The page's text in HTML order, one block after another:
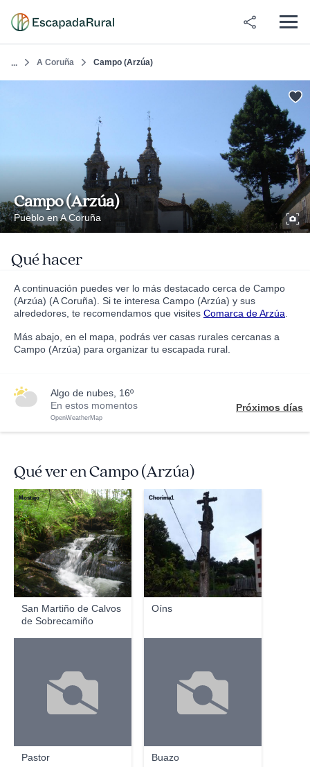
... A Coruña Campo (Arzúa)
Campo (Arzúa)
Pueblo en A Coruña
Qué hacer
A continuación puedes ver lo más destacado cerca de Campo
(Arzúa) (A Coruña). Si te interesa Campo (Arzúa) y sus
alrededores, te recomendamos que visites Comarca de Arzúa
Más abajo, en el mapa, podrás ver casas rurales cercanas a
Campo (Arzúa) para organizar tu escapada rural.
algo de nubes, 16º
En estos momentos
OpenWeatherMap
Próximos días
Qué ver en Campo (Arzúa)
San Martiño de Calvos
de Sobrecamiño
Mostajo
Oíns
Chorima1
Pastor Buazo